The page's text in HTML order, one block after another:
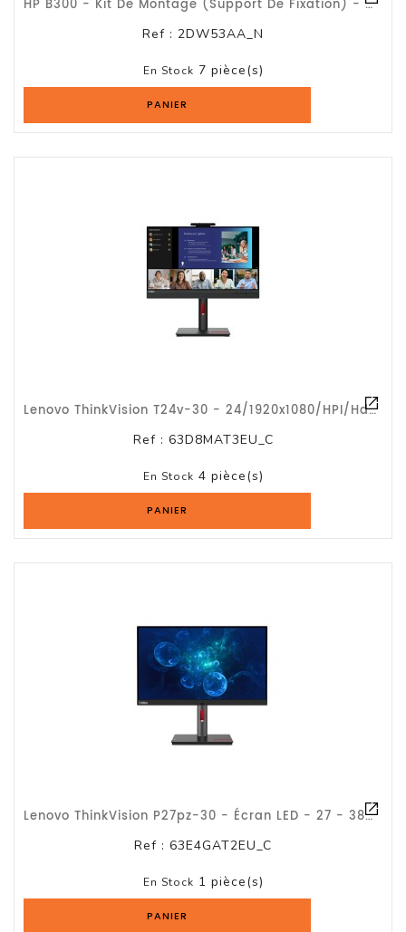
HP B300 - Kit De Montage (support De Fixation) - Pour Écran LCD/client Léger - I
Ref : 2DW53AA_N
En Stock 7 pièce(s)
PANIER
Lenovo ThinkVision T24v-30 - 24/1920x1080/HPI/HdDpVg/wb/hp//G3a
Ref : 63D8MAT3EU_C
En Stock 4 pièce(s)
PANIER
Lenovo ThinkVision P27pz-30 - Écran LED - 27 - 3840 X 2160 4K @ 60 Hz - IPS - 1
Ref : 63E4GAT2EU_C
En Stock 1 pièce(s)
PANIER